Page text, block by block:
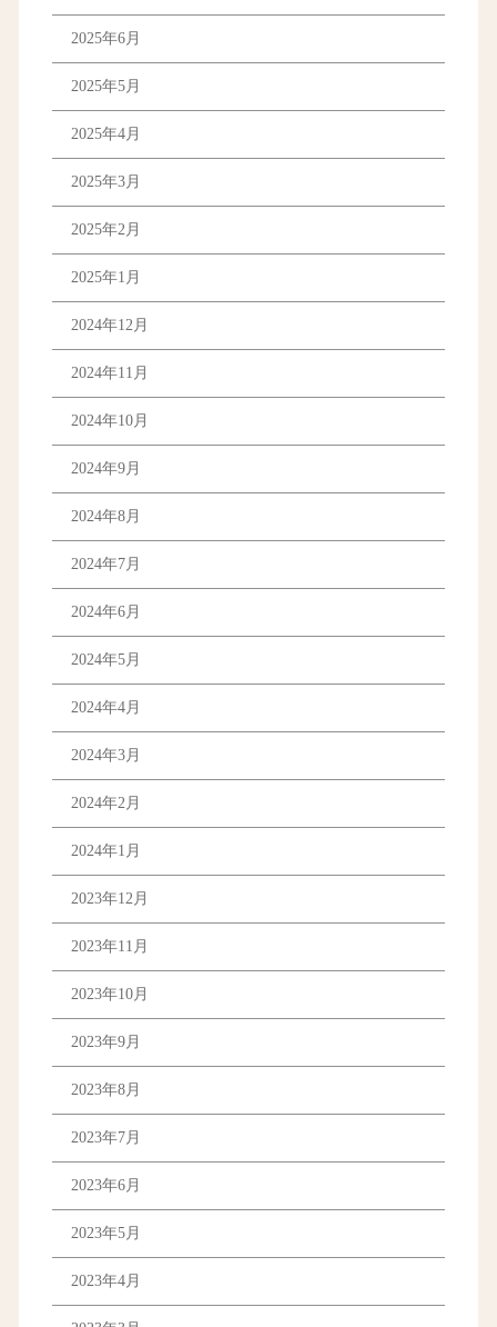
2025年6月
2025年5月
2025年4月
2025年3月
2025年2月
2025年1月
2024年12月
2024年11月
2024年10月
2024年9月
2024年8月
2024年7月
2024年6月
2024年5月
2024年4月
2024年3月
2024年2月
2024年1月
2023年12月
2023年11月
2023年10月
2023年9月
2023年8月
2023年7月
2023年6月
2023年5月
2023年4月